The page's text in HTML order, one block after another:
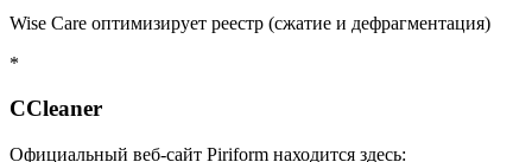
Wise Care оптимизирует реестр (сжатие и дефрагментация)
*
CCleaner
Официальный веб-сайт Piriform находится здесь: